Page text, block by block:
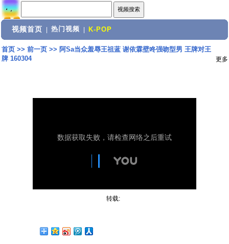
视频首页 热门视频 K-POP
首页>> 前一页>> 阿Sa当众羞辱王祖蓝 谢依霖壁咚强吻型男 王牌对王
牌 160304
更多
转载: